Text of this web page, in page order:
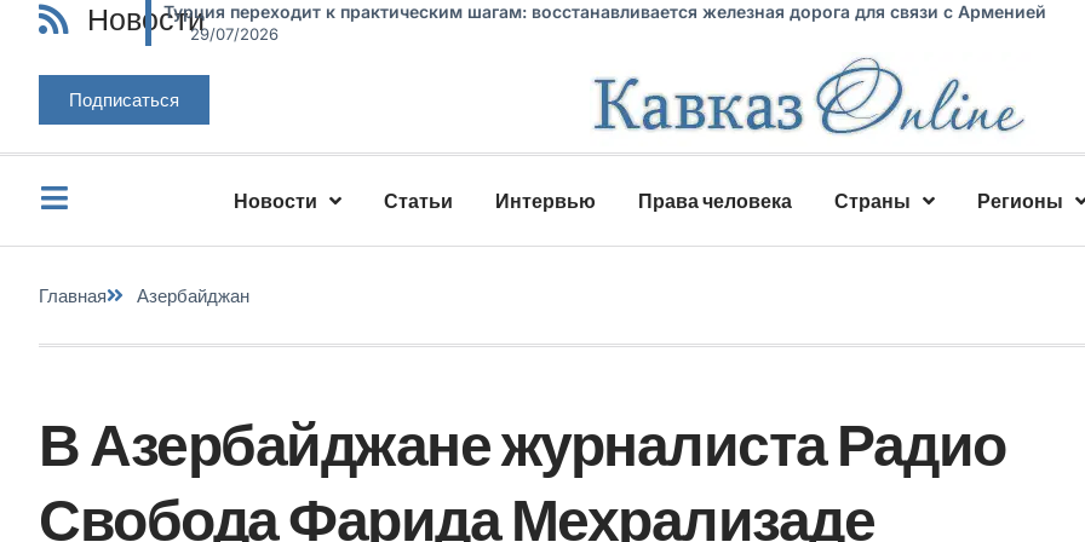
НовостиТурция переходит к практическим шагам: восстанавливается железная дорога для связи с Арменией
29/07/2026
Подписаться
Новости Статьи Интервью Права человека Страны Регионы
Главная Азербайджан
В Азербайджане журналиста Радио
Свобода Фарида Мехрализаде